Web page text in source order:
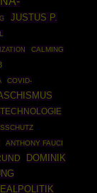
JUSTUS P.
CALMING
COVID-
ANTHONY FAUCI
DOMINIK